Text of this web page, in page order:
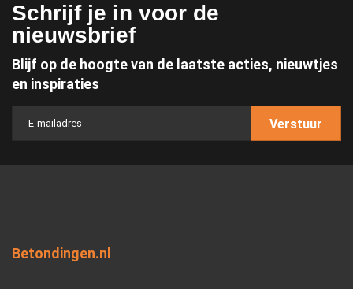
Schrijf je in voor de
nieuwsbrief
Blijf op de hoogte van de laatste acties, nieuwtjes
en inspiraties
Verstuur
Betondingen.nl